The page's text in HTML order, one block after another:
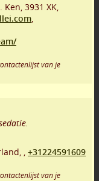
Ken 3931 XK
van je
+31224591609
van je